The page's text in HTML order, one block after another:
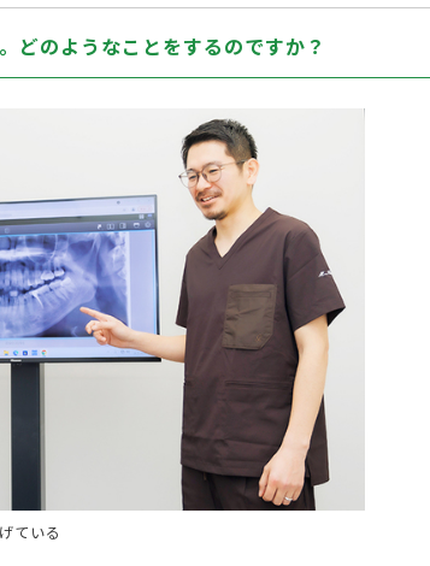
どのようなことをするのですか？
ている